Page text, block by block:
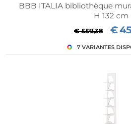
BBB ITALIA bibliothèque
H 132 cm
€ 559,38 €